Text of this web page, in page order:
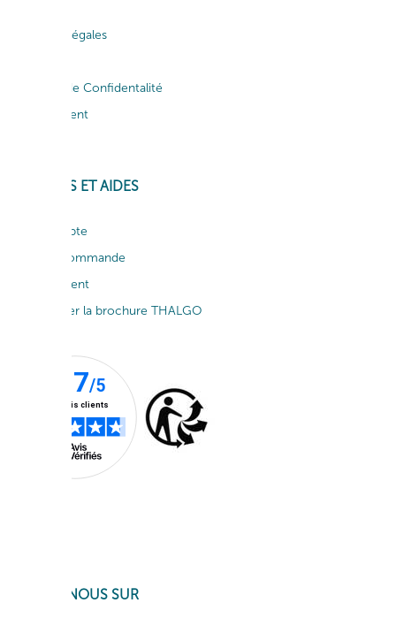
Mentions légales
Politique de Confidentalité
Recrutement
SERVICES ET AIDES
Mon compte
Suivi de commande
Service client
Télécharger la brochure THALGO
SUIVEZ-NOUS SUR